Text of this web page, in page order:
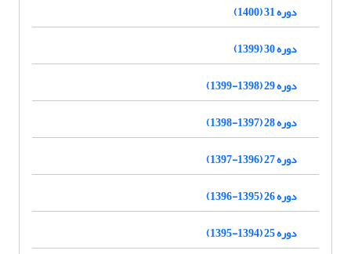
دوره 31 (1400)
دوره 30 (1399)
دوره 29 (1398-1399)
دوره 28 (1397-1398)
دوره 27 (1396-1397)
دوره 26 (1395-1396)
دوره 25 (1394-1395)